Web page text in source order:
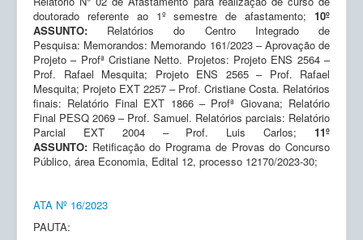
doutorado referente ao 1º semestre de afastamento; 10º
ASSUNTO: Relatórios do Centro Integrado de
Pesquisa: Memorandos: Memorando 161/2023 – Aprovação de
Projeto – Profª Cristiane Netto. Projetos: Projeto ENS 2564 –
Prof. Rafael Mesquita; Projeto ENS 2565 – Prof. Rafael
Mesquita; Projeto EXT 2257 – Prof. Cristiane Costa. Relatórios
finais: Relatório Final EXT 1866 – Profª Giovana; Relatório
Final PESQ 2069 – Prof. Samuel. Relatórios parciais: Relatório
Parcial EXT 2004 – Prof. Luis Carlos; 11º
ASSUNTO: Retificação do Programa de Provas do Concurso
Público, área Economia, Edital 12, processo 12170/2023-30;
ATA Nº 16/2023
PAUTA: